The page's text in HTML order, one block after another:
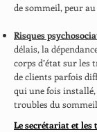
de sommeil, peur
Risques
délais, la
corps d’état sur les
de clients parfois
qui une fois
troubles du
Le secrétariat et